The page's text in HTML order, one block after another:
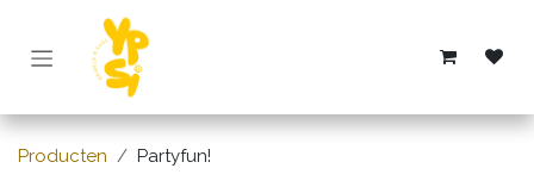
Overslaan naar inhoud
Producten Partyfun!